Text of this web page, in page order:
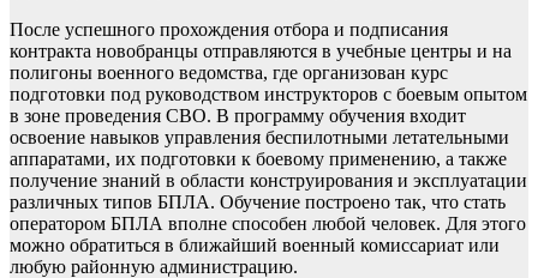
После успешного прохождения отбора и подписания
контракта новобранцы отправляются в учебные центры и на
полигоны военного ведомства, где организован курс
подготовки под руководством инструкторов с боевым опытом
в зоне проведения СВО. В программу обучения входит
освоение навыков управления беспилотными летательными
аппаратами, их подготовки к боевому применению, а также
получение знаний в области конструирования и эксплуатации
различных типов БПЛА. Обучение построено так, что стать
оператором БПЛА вполне способен любой человек. Для этого
можно обратиться в ближайший военный комиссариат или
любую районную администрацию.